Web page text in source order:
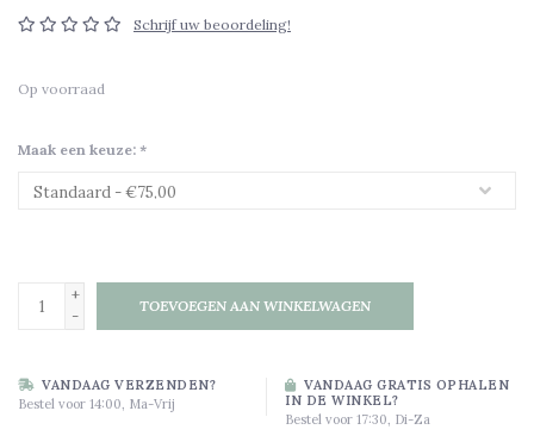
Schrijf uw beoordeling!
Op voorraad
Maak een keuze: *
+
-
TOEVOEGEN AAN WINKELWAGEN
VANDAAG VERZENDEN?
Bestel voor 14:00, Ma-Vrij
VANDAAG GRATIS OPHALEN
IN DE WINKEL?
Bestel voor 17:30, Di-Za